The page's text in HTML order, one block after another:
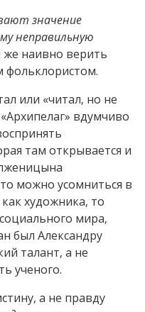
значение
неправильную
же наивно верить
или «читал, но не
вдумчиво
там открывается и
можно усомниться в
художника, то
мира,
был Александру
талант, а не
ученого.
а не правду